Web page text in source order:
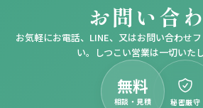
お問い合
お気軽にお電話、LINE、又はお問い合わせ
い。しつこい営業は一切いた
無料
相談・見積 秘密厳守